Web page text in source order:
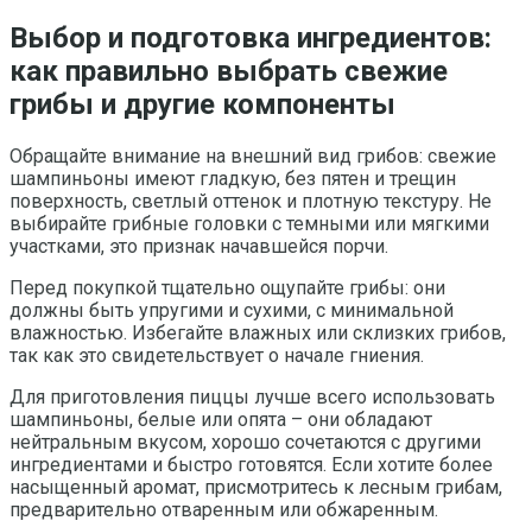
Выбор и подготовка ингредиентов:
как правильно выбрать свежие
грибы и другие компоненты
Обращайте внимание на внешний вид грибов: свежие
шампиньоны имеют гладкую, без пятен и трещин
поверхность, светлый оттенок и плотную текстуру. Не
выбирайте грибные головки с темными или мягкими
участками, это признак начавшейся порчи.
Перед покупкой тщательно ощупайте грибы: они
должны быть упругими и сухими, с минимальной
влажностью. Избегайте влажных или склизких грибов,
так как это свидетельствует о начале гниения.
Для приготовления пиццы лучше всего использовать
шампиньоны, белые или опята – они обладают
нейтральным вкусом, хорошо сочетаются с другими
ингредиентами и быстро готовятся. Если хотите более
насыщенный аромат, присмотритесь к лесным грибам,
предварительно отваренным или обжаренным.